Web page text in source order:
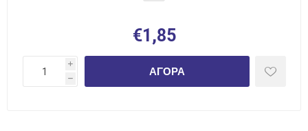
€1,85
i
h
ΑΓΟΡΆ